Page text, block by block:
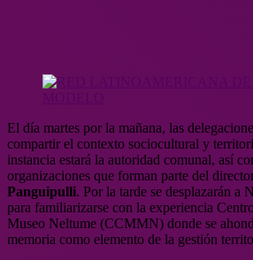
El día martes por la mañana, las
compartir el contexto sociocultural y
instancia estará la autoridad comunal, así
organizaciones que forman parte del
Panguipulli. Por la tarde se desplazarán a
para familiarizarse con la experiencia
Museo Neltume (CCMMN) donde se
memoria como elemento de la gestión